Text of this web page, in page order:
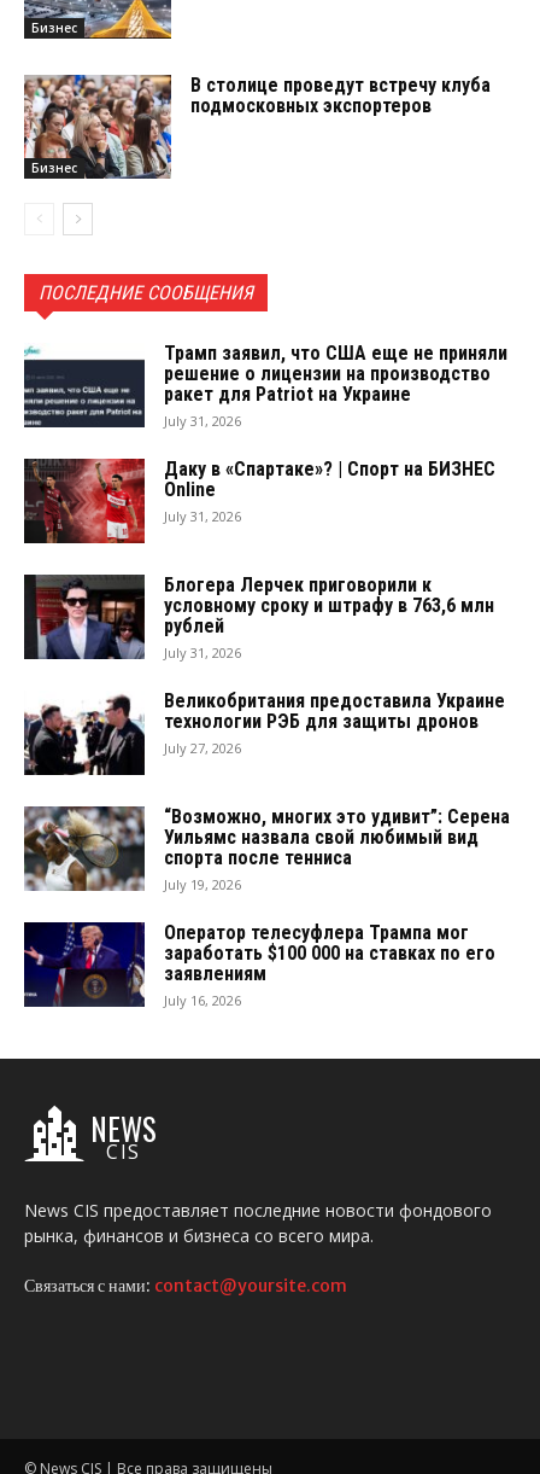
Бизнес
Бизнес
В столице проведут встречу клуба
подмосковных экспортеров
ПОСЛЕДНИЕ СООБЩЕНИЯ
Трамп заявил, что США еще не приняли
решение о лицензии на производство
ракет для Patriot на Украине
July 31, 2026
Даку в «Спартаке»? | Спорт на БИЗНЕС
Online
July 31, 2026
Блогера Лерчек приговорили к
условному сроку и штрафу в 763,6 млн
рублей
July 31, 2026
Великобритания предоставила Украине
технологии РЭБ для защиты дронов
July 27, 2026
“Возможно, многих это удивит”: Серена
Уильямс назвала свой любимый вид
спорта после тенниса
July 19, 2026
Оператор телесуфлера Трампа мог
заработать $100 000 на ставках по его
заявлениям
July 16, 2026
NEWS
CIS
News CIS предоставляет последние новости фондового
рынка, финансов и бизнеса со всего мира.
Связаться с нами: contact@yoursite.com
© News CIS | Все права защищены